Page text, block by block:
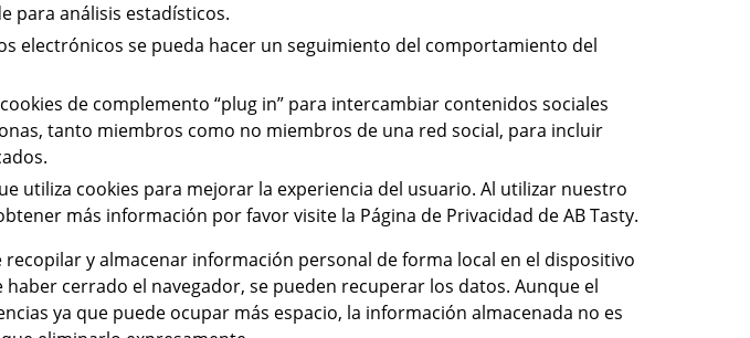
para análisis estadísticos.
electrónicos se pueda hacer un seguimiento del comportamiento del
cookies de complemento “plug in” para intercambiar contenidos sociales
tanto miembros como no miembros de una red social, para incluir
utiliza cookies para mejorar la experiencia del usuario. Al utilizar nuestro
más información por favor visite la Página de Privacidad de AB Tasty.
y almacenar información personal de forma local en el dispositivo
cerrado el navegador, se pueden recuperar los datos. Aunque el
ya que puede ocupar más espacio, la información almacenada no es